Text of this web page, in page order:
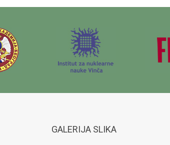
GALERIJA SLIKA